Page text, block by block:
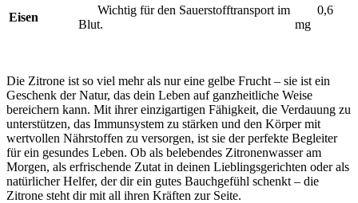
Eisen
Wichtig für den Sauerstofftransport im
Blut.
0,6
mg
Die Zitrone ist so viel mehr als nur eine gelbe Frucht – sie ist ein
Geschenk der Natur, das dein Leben auf ganzheitliche Weise
bereichern kann. Mit ihrer einzigartigen Fähigkeit, die Verdauung zu
unterstützen, das Immunsystem zu stärken und den Körper mit
wertvollen Nährstoffen zu versorgen, ist sie der perfekte Begleiter
für ein gesundes Leben. Ob als belebendes Zitronenwasser am
Morgen, als erfrischende Zutat in deinen Lieblingsgerichten oder als
natürlicher Helfer, der dir ein gutes Bauchgefühl schenkt – die
Zitrone steht dir mit all ihren Kräften zur Seite.